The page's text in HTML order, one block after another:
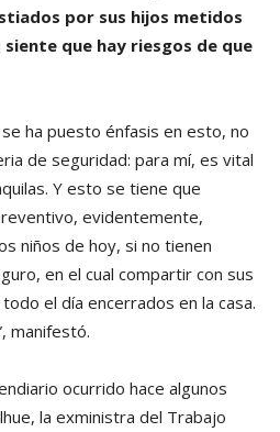
por sus hijos metidos
que hay riesgos de que
se ha puesto énfasis en esto, no
de seguridad: para mí, es vital
Y esto se tiene que
evidentemente,
niños de hoy, si no tienen
en el cual compartir con sus
el día encerrados en la casa.
manifestó.
ocurrido hace algunos
la exministra del Trabajo